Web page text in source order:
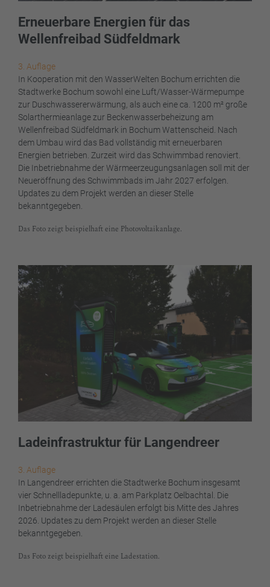
Erneuerbare Energien für das
Wellenfreibad Südfeldmark
3. Auflage
In Kooperation mit den WasserWelten Bochum errichten die
Stadtwerke Bochum sowohl eine Luft/Wasser-Wärmepumpe
zur Duschwassererwärmung, als auch eine ca. 1200 m² große
Solarthermieanlage zur Beckenwasserbeheizung am
Wellenfreibad Südfeldmark in Bochum Wattenscheid. Nach
dem Umbau wird das Bad vollständig mit erneuerbaren
Energien betrieben. Zurzeit wird das Schwimmbad renoviert.
Die Inbetriebnahme der Wärmeerzeugungsanlagen soll mit der
Neueröffnung des Schwimmbads im Jahr 2027 erfolgen.
Updates zu dem Projekt werden an dieser Stelle
bekanntgegeben.
Das Foto zeigt beispielhaft eine Photovoltaikanlage.
Ladeinfrastruktur für Langendreer
3. Auflage
In Langendreer errichten die Stadtwerke Bochum insgesamt
vier Schnellladepunkte, u. a. am Parkplatz Oelbachtal. Die
Inbetriebnahme der Ladesäulen erfolgt bis Mitte des Jahres
2026. Updates zu dem Projekt werden an dieser Stelle
bekanntgegeben.
Das Foto zeigt beispielhaft eine Ladestation.